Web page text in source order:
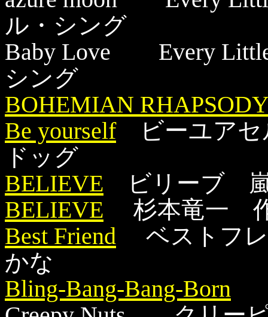
ル・シング
Baby Love Every
シング
BOHEMIAN RHAPSODY
Be yourselfビーユアセ
ドッグ
BELIEVE ビリーブ
BELIEVE 杉本竜一
Best Friend ベストフ
かな
Bling-Bang-Bang-Born